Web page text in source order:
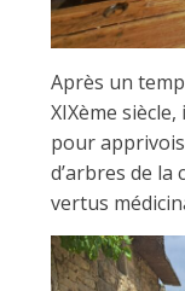
Après un
XIXème
pour
d’arbres de
vertus